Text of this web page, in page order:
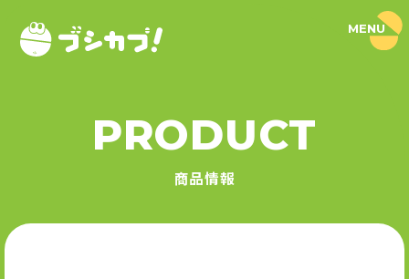
ブ
シ
プ
PRODUCT
SERIES
MENU
PRODUCT
商品情報